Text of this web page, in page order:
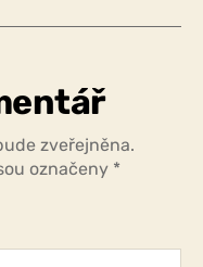
zveřejněna.
označeny *